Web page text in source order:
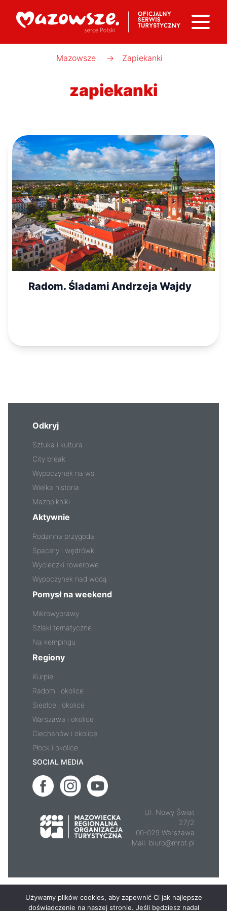
Mazowsze → Zapiekanki
zapiekanki
Radom. Śladami Andrzeja Wajdy
Odkryj
Sztuka i kultura
City break
Wypoczynek na wsi
Wielka historia
Mazopikniki
Aktywnie
Rodzinna przygoda
Spacery i wędrówki
Wycieczki rowerowe
Wypoczynek nad wodą
Pomysł na weekend
Mikrowyprawy
Szlaki tematyczne
Na kempingu
Regiony
Kurpie
Radom i okolice
Siedlce i okolice
Warszawa i okolice
Ciechanów i okolice
Płock i okolice
SOCIAL MEDIA
Ul. Nowy Świat
27/2
00-029 Warszawa
Mail: biuro@mrot.pl
Używamy plików cookies, aby zapewnić Ci jak najlepsze
doświadczenie na naszej stronie. Jeśli będziesz nadal